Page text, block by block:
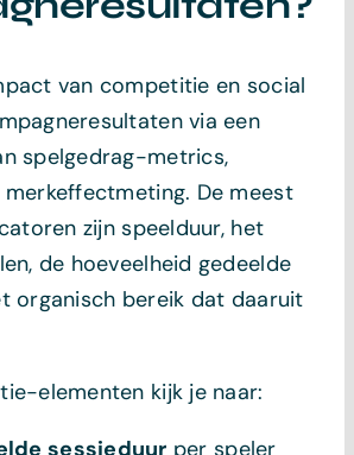
van competitie en social
via een
spelgedrag-metrics,
De meest
zijn speelduur, het
de hoeveelheid gedeelde
organisch bereik dat daaruit
elementen kijk je naar:
sessieduur per speler